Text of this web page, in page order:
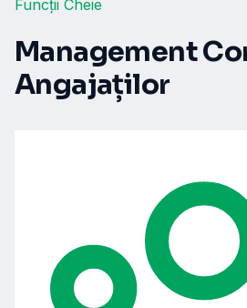
Funcții Cheie
Management
Angajaților